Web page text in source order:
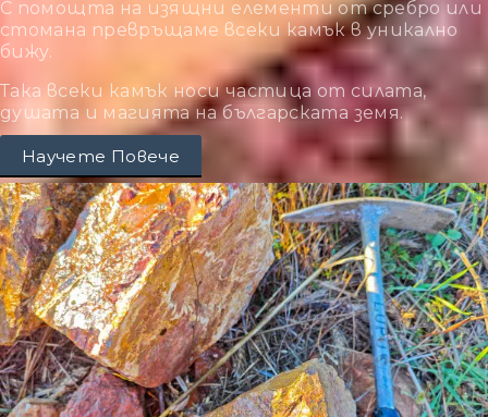
С помощта на изящни елементи от сребро или
стомана превръщаме всеки камък в уникално
бижу.
Така всеки камък носи частица от силата,
душата и магията на българската земя.
Научете Повече